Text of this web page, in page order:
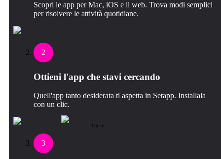
Scopri le app per Mac, iOS e il web. Trova modi semplici
per risolvere le attività quotidiane.
2
Ottieni l'app che stavi cercando
Quell'app tanto desiderata ti aspetta in Setapp. Installala
con un clic.
Tripsy
3